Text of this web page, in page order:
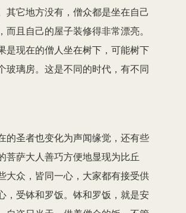
其它地方没有，僧众都是坐在自己
而且自己的屋子装修得非常漂亮。
是现在的僧人坐在树下，可能树下
玻璃房。这是不同的时代，有不同
的圣者也变化为声闻缘觉，还有些
菩萨大人善巧方便地显现为比丘
大众，皆同一心，大家都有接受供
，受钵和罗饭。钵和罗饭，就是安